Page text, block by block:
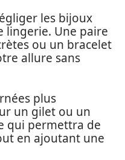
les bijoux
lingerie. Une paire
ou un bracelet
allure sans
plus
un gilet ou un
qui permettra de
en ajoutant une